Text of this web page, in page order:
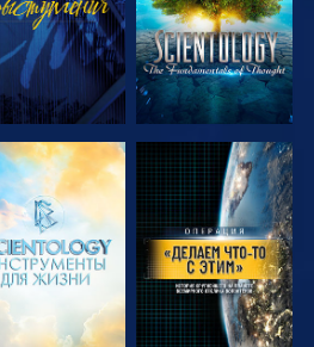
СМОТРЕТЬ
ПЕРЕДАЧИ
СМОТРЕТЬ